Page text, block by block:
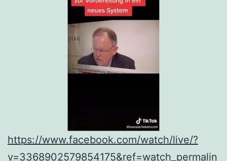
https://www.facebook.com/watch/live/?
v=3368902579854175&ref=watch_permalin